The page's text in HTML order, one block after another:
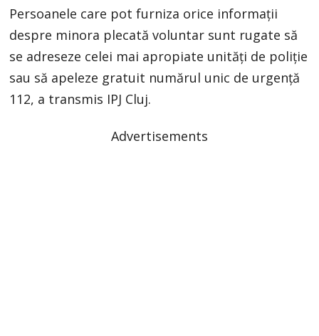
Persoanele care pot furniza orice informații
despre minora plecată voluntar sunt rugate să
se adreseze celei mai apropiate unități de poliție
sau să apeleze gratuit numărul unic de urgență
112, a transmis IPJ Cluj.
Advertisements